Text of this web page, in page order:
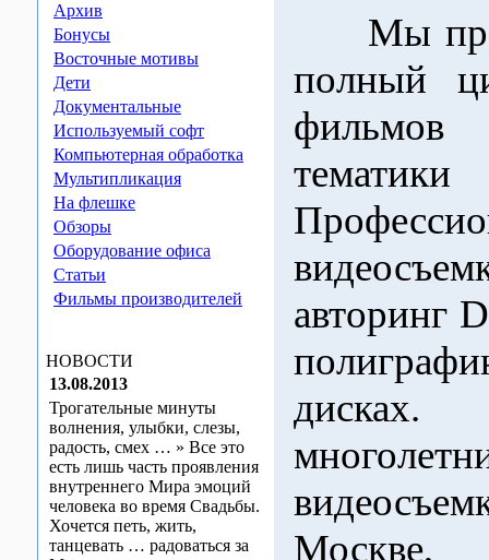
Архив
Бонусы
Восточные мотивы
Дети
Документальные
Используемый софт
Компьютерная обработка
Мультипликация
На флешке
Обзоры
Оборудование офиса
Статьи
Фильмы производителей
НОВОСТИ
13.08.2013
Трогательные минуты
волнения, улыбки, слезы,
радость, смех … » Все это
есть лишь часть проявления
внутреннего Мира эмоций
человека во время Свадьбы.
Хочется петь, жить,
танцевать … радоваться за
Мы
полный
авторинг